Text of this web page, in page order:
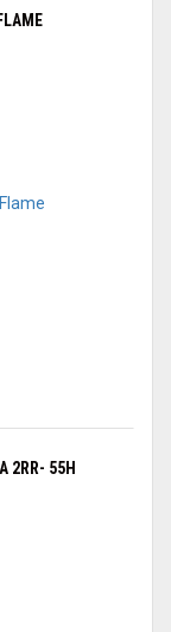
2RR- 55H